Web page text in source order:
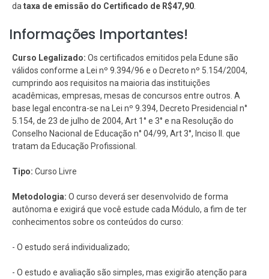
da taxa de emissão do Certificado de R$47,90
Informações Importantes!
Curso Legalizado: Os certificados emitidos pela Edune são
válidos conforme a Lei nº 9.394/96 e o Decreto nº 5.154/2004,
cumprindo aos requisitos na maioria das instituições
acadêmicas, empresas, mesas de concursos entre outros. A
base legal encontra-se na Lei nº 9.394, Decreto Presidencial n°
5.154, de 23 de julho de 2004, Art 1° e 3° e na Resolução do
Conselho Nacional de Educação n° 04/99, Art 3°, Inciso II. que
tratam da Educação Profissional.
Tipo: Curso Livre
Metodologia: O curso deverá ser desenvolvido de forma
autônoma e exigirá que você estude cada Módulo, a fim de ter
conhecimentos sobre os conteúdos do curso:
- O estudo será individualizado;
- O estudo e avaliação são simples, mas exigirão atenção para